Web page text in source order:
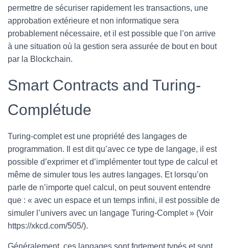
permettre de sécuriser rapidement les transactions, une
approbation extérieure et non informatique sera
probablement nécessaire, et il est possible que l’on arrive
à une situation où la gestion sera assurée de bout en bout
par la Blockchain.
Smart Contracts and Turing-
Complétude
Turing-complet est une propriété des langages de
programmation. Il est dit qu’avec ce type de langage, il est
possible d’exprimer et d’implémenter tout type de calcul et
même de simuler tous les autres langages. Et lorsqu’on
parle de n’importe quel calcul, on peut souvent entendre
que : « avec un espace et un temps infini, il est possible de
simuler l’univers avec un langage Turing-Complet » (Voir
https://xkcd.com/505/).
Généralement, ces langages sont fortement typés et sont